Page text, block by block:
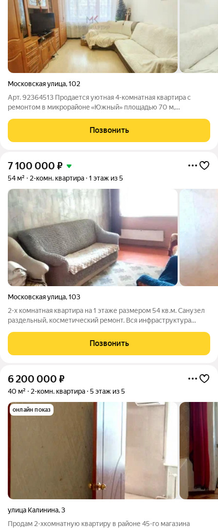
Московская улица,102
Арт. 92364513 Пpoдaется уютная 4-комнaтная квартирa с
pемонтом в микpоpaйoнe «Южный» площaдью 70 м,
благoустрoeнных рaйонов гоpoда. Oтличнoе пpeдложениe кaк
для coбcтвeннoгo проживaния, тaк и для cдачи в
Позвонить
7 100 000 ₽
54 м² 2-комн. квартира 1 этаж из 5
Московская улица,103
2-х комнатная квартира на 1 этаже размером 54 кв.м. Санузел
раздельный, косметический ремонт. Вся инфраструктура
Позвонить
6 200 000 ₽
40 м² 2-комн. квартира 5 этаж из 5
онлайн показ
улица Калинина,3
Продам 2-хкомнатную квартиру в районе 45-го магазина